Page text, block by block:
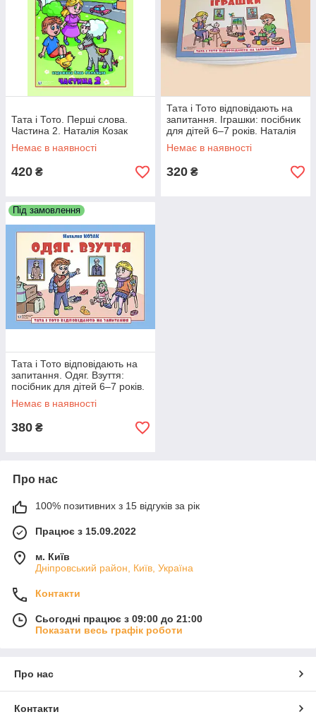
Тата і Тото. Перші слова.
Частина 2. Наталія Козак
Немає в наявності
420 ₴
Тата і Тото відповідають на
запитання. Іграшки: посібник
для дітей 6–7 років. Наталія
Козак
Немає в наявності
320 ₴
Під замовлення
Тата і Тото відповідають на
запитання. Одяг. Взуття:
посібник для дітей 6–7 років.
Наталія Козакк
Немає в наявності
380 ₴
Про нас
100% позитивних з 15 відгуків за рік
Працює з 15.09.2022
м. Київ
Дніпровський район, Київ, Україна
Контакти
Сьогодні працює з 09:00 до 21:00
Показати весь графік роботи
Про нас
Контакти